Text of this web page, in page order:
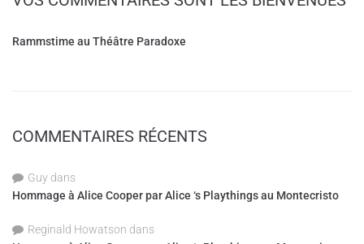
Rammstime au Théâtre Paradoxe
COMMENTAIRES RÉCENTS
Guy dans
Hommage à Alice Cooper par Alice ‘s Playthings au Montecristo
Reginald Howatson dans